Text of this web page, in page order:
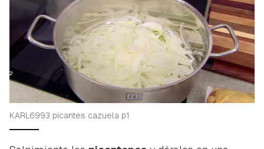
KARL6993 picantes cazuela p1